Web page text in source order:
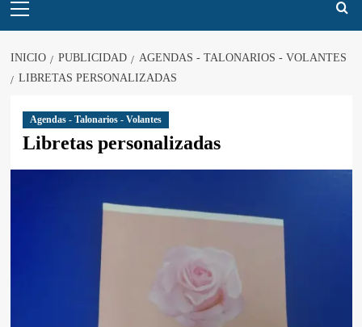
principal
INICIO PUBLICIDAD
AGENDAS - TALONARIOS - VOLANTES
LIBRETAS PERSONALIZADAS
Agendas - Talonarios - Volantes
Libretas personalizadas